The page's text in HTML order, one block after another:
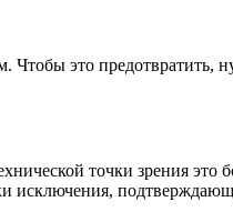
это предотвратить,
точки зрения
исключения,